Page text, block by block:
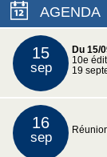
AGENDA
15
sep
Du 15/
10e
19
16
sep